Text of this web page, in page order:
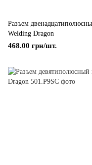
Разъем
Welding Dragon
468.00 грн/шт.